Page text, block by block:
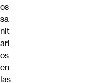
os
sa
nit
ari
os
en
las